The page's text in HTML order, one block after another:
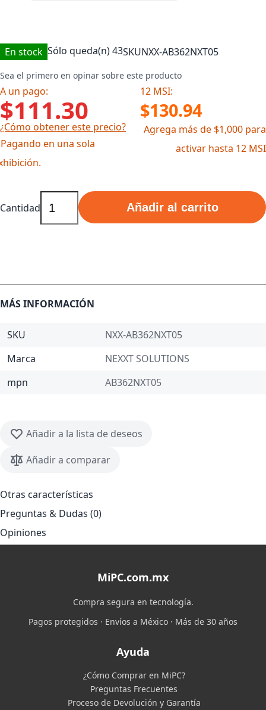
En stock Sólo queda(n)43SKUNXX-AB362NXT05
Sea el primero en opinar sobre este producto
A un pago: 12 MSI:
$111.30 $130.94
¿Cómo obtener este precio?
en una sola
Agrega más de $1,000 para
activar hasta 12 MSI
Cantidad Añadir al carrito
MÁS INFORMACIÓN
SKU
NXX-AB362NXT05
Marca
NEXXT SOLUTIONS
mpn
AB362NXT05
Añadir a la lista de deseos
Añadir a comparar
Otras características
Preguntas & Dudas (0)
Opiniones
MiPC.com.mx
Compra segura en tecnología.
Pagos protegidos · Envíos a México · Más de 30 años
Ayuda
¿Cómo Comprar en MiPC?
Preguntas Frecuentes
Proceso de Devolución y Garantía